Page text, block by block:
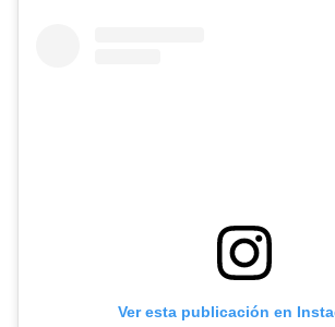
Ver esta publicación en